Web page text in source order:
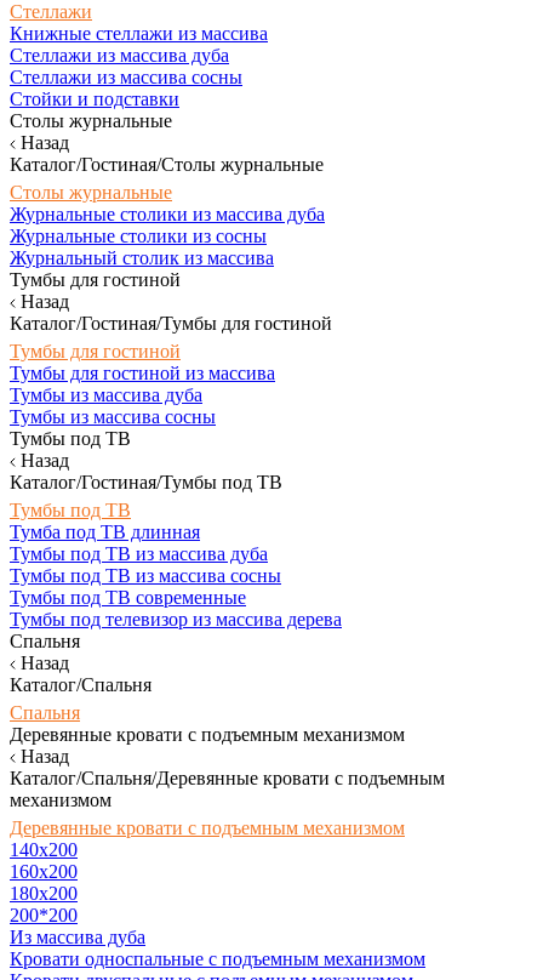
Стеллажи
Книжные стеллажи из массива
Стеллажи из массива дуба
Стеллажи из массива сосны
Стойки и подставки
Столы журнальные
Назад
Каталог/Гостиная/Столы журнальные
Столы журнальные
Журнальные столики из массива дуба
Журнальные столики из сосны
Журнальный столик из массива
Тумбы для гостиной
Назад
Каталог/Гостиная/Тумбы для гостиной
Тумбы для гостиной
Тумбы для гостиной из массива
Тумбы из массива дуба
Тумбы из массива сосны
Тумбы под ТВ
Назад
Каталог/Гостиная/Тумбы под ТВ
Тумбы под ТВ
Тумба под ТВ длинная
Тумбы под ТВ из массива дуба
Тумбы под ТВ из массива сосны
Тумбы под ТВ современные
Тумбы под телевизор из массива дерева
Спальня
Назад
Каталог/Спальня
Спальня
Деревянные кровати с подъемным механизмом
Назад
Каталог/Спальня/Деревянные кровати с подъемным
механизмом
Деревянные кровати с подъемным механизмом
140x200
160х200
180х200
200*200
Из массива дуба
Кровати односпальные с подъемным механизмом